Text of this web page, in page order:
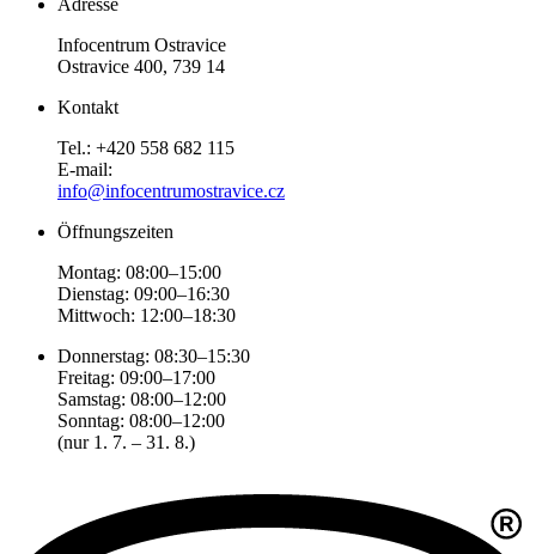
Adresse
Infocentrum Ostravice
Ostravice 400, 739 14
Kontakt
Tel.: +420 558 682 115
E-mail:
info@infocentrumostravice.cz
Öffnungszeiten
Montag: 08:00–15:00
Dienstag: 09:00–16:30
Mittwoch: 12:00–18:30
Donnerstag: 08:30–15:30
Freitag: 09:00–17:00
Samstag: 08:00–12:00
Sonntag: 08:00–12:00
(nur 1. 7. – 31. 8.)